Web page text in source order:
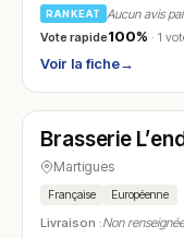
RANKEAT
Aucun avis
Vote rapide100% · 1
Voir la fiche→
N° 17
Brasserie
Martigues
Française Européenne
Livraison :Non